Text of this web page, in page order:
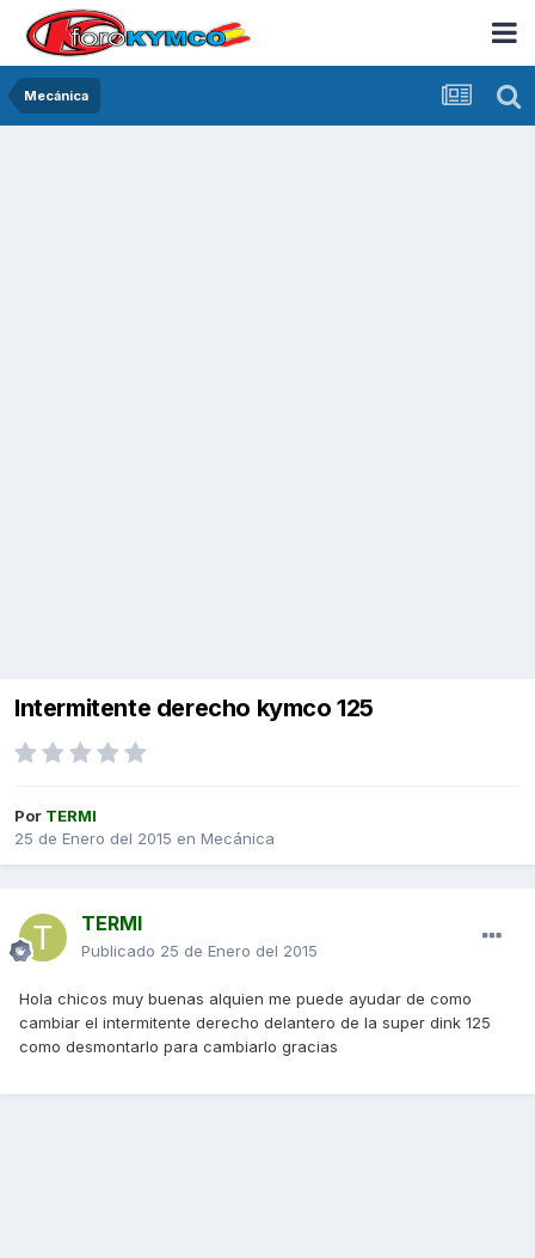
Mecánica
Intermitente derecho kymco 125
Por TERMI
25 de Enero del 2015 en Mecánica
TERMI
Publicado 25 de Enero del 2015
Hola chicos muy buenas alquien me puede ayudar de como
cambiar el intermitente derecho delantero de la super dink 125
como desmontarlo para cambiarlo gracias